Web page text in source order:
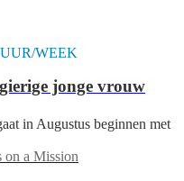
WEEK
jonge vrouw
in Augustus beginnen met
on a Mission